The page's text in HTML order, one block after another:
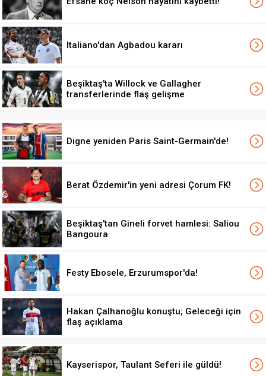
Italiano'dan Agbadou kararı
Beşiktaş'ta Willock ve Gallagher
transferlerinde flaş gelişme
Digne yeniden Paris Saint-Germain'de!
Berat Özdemir'in yeni adresi Çorum FK!
Beşiktaş'tan Gineli forvet hamlesi: Saliou
Bangoura
Festy Ebosele, Erzurumspor'da!
Hakan Çalhanoğlu konuştu; Geleceği için
flaş açıklama
Kayserispor, Taulant Seferi ile güldü!